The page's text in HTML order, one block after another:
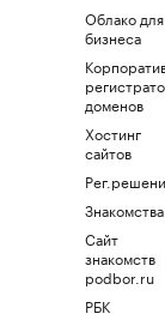
Облако для
бизнеса
доменов
Хостинг
сайтов
Знакомства
Сайт
знакомств
podbor.ru
РБК